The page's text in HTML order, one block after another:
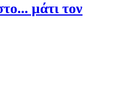
μάτι τον